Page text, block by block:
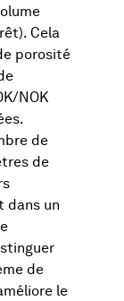
Cela
porosité
NOK
de
de
dans un
de
le